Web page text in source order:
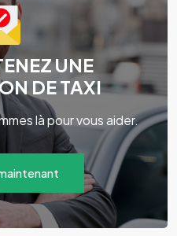
UNE
DE TAXI
là pour vous aider.